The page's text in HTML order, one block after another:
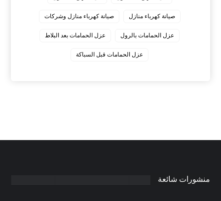
صيانة كهرباء منازل صيانة كهرباء منازل وشركات
عزل الحمامات بالرول عزل الحمامات بعد البلاط
عزل الحمامات قبل السباكة
منشورات شائعة